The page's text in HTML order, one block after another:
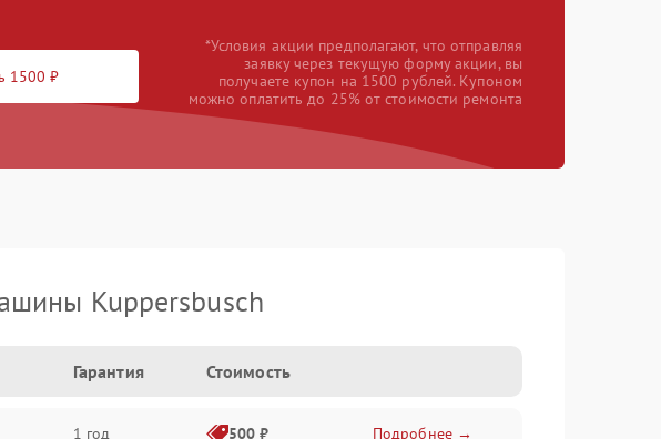
1500 ₽
*Условия акции предполагают, что отправляя
заявку через текущую форму акции, вы
получаете купон на 1500 рублей. Купоном
можно оплатить до 25% от стоимости ремонта
Kuppersbusch
Гарантия Стоимость
1 год 500 ₽ Подробнее →